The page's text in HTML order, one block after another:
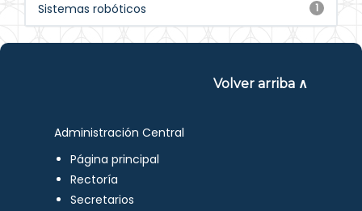
1
Sistemas robóticos
Volver arriba ∧
Administración Central
Página principal
Rectoría
Secretarios